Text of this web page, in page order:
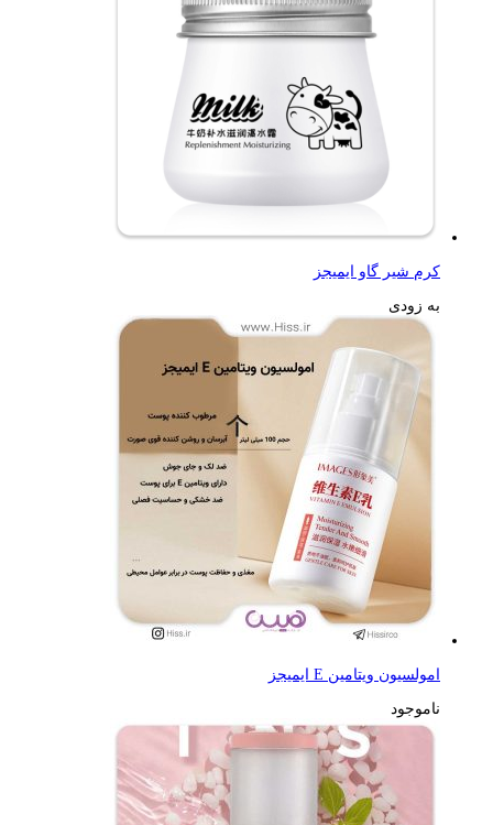
کرم شیر گاو ایمیجز
به زودی
امولسیون ویتامین E ایمیجز
ناموجود